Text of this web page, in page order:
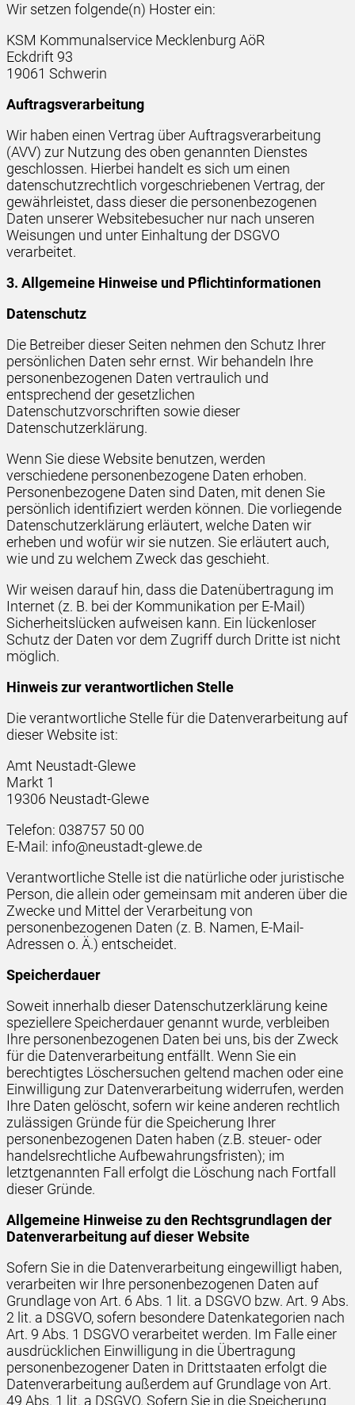
Wir setzen folgende(n) Hoster ein:
KSM Kommunalservice Mecklenburg AöR
Eckdrift 93
19061 Schwerin
Auftragsverarbeitung
Wir haben einen Vertrag über Auftragsverarbeitung
(AVV) zur Nutzung des oben genannten Dienstes
geschlossen. Hierbei handelt es sich um einen
datenschutzrechtlich vorgeschriebenen Vertrag, der
gewährleistet, dass dieser die personenbezogenen
Daten unserer Websitebesucher nur nach unseren
Weisungen und unter Einhaltung der DSGVO
verarbeitet.
3. Allgemeine Hinweise und Pflicht­informationen
Datenschutz
Die Betreiber dieser Seiten nehmen den Schutz Ihrer
persönlichen Daten sehr ernst. Wir behandeln Ihre
personenbezogenen Daten vertraulich und
entsprechend der gesetzlichen
Datenschutzvorschriften sowie dieser
Datenschutzerklärung.
Wenn Sie diese Website benutzen, werden
verschiedene personenbezogene Daten erhoben.
Personenbezogene Daten sind Daten, mit denen Sie
persönlich identifiziert werden können. Die vorliegende
Datenschutzerklärung erläutert, welche Daten wir
erheben und wofür wir sie nutzen. Sie erläutert auch,
wie und zu welchem Zweck das geschieht.
Wir weisen darauf hin, dass die Datenübertragung im
Internet (z. B. bei der Kommunikation per E-Mail)
Sicherheitslücken aufweisen kann. Ein lückenloser
Schutz der Daten vor dem Zugriff durch Dritte ist nicht
möglich.
Hinweis zur verantwortlichen Stelle
Die verantwortliche Stelle für die Datenverarbeitung auf
dieser Website ist:
Amt Neustadt-Glewe
Markt 1
19306 Neustadt-Glewe
Telefon: 038757 50 00
E-Mail: info@neustadt-glewe.de
Verantwortliche Stelle ist die natürliche oder juristische
Person, die allein oder gemeinsam mit anderen über die
Zwecke und Mittel der Verarbeitung von
personenbezogenen Daten (z. B. Namen, E-Mail-
Adressen o. Ä.) entscheidet.
Speicherdauer
Soweit innerhalb dieser Datenschutzerklärung keine
speziellere Speicherdauer genannt wurde, verbleiben
Ihre personenbezogenen Daten bei uns, bis der Zweck
für die Datenverarbeitung entfällt. Wenn Sie ein
berechtigtes Löschersuchen geltend machen oder eine
Einwilligung zur Datenverarbeitung widerrufen, werden
Ihre Daten gelöscht, sofern wir keine anderen rechtlich
zulässigen Gründe für die Speicherung Ihrer
personenbezogenen Daten haben (z.B. steuer- oder
handelsrechtliche Aufbewahrungsfristen); im
letztgenannten Fall erfolgt die Löschung nach Fortfall
dieser Gründe.
Allgemeine Hinweise zu den Rechtsgrundlagen der
Datenverarbeitung auf dieser Website
Sofern Sie in die Datenverarbeitung eingewilligt haben,
verarbeiten wir Ihre personenbezogenen Daten auf
Grundlage von Art. 6 Abs. 1 lit. a DSGVO bzw. Art. 9 Abs.
2 lit. a DSGVO, sofern besondere Datenkategorien nach
Art. 9 Abs. 1 DSGVO verarbeitet werden. Im Falle einer
ausdrücklichen Einwilligung in die Übertragung
personenbezogener Daten in Drittstaaten erfolgt die
Datenverarbeitung außerdem auf Grundlage von Art.
49 Abs. 1 lit. a DSGVO. Sofern Sie in die Speicherung